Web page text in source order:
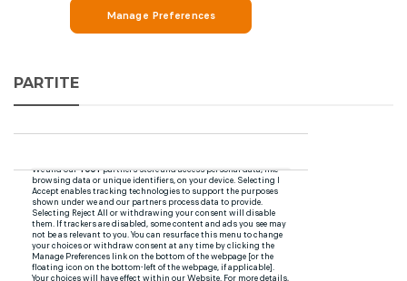
PARTITE